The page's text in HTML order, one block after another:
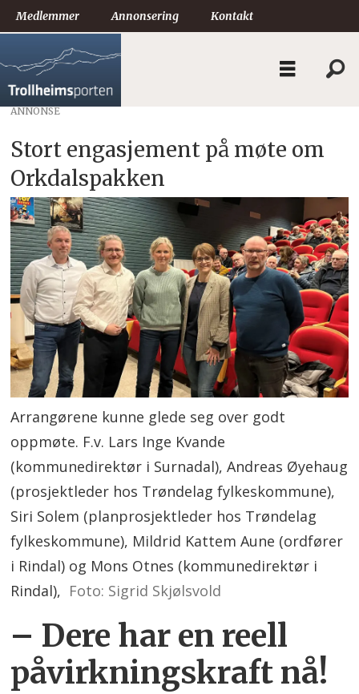
Medlemmer Annonsering Kontakt
ANNONSE
Stort engasjement på møte om
Orkdalspakken
Arrangørene kunne glede seg over godt
oppmøte. F.v. Lars Inge Kvande
(kommunedirektør i Surnadal), Andreas Øyehaug
(prosjektleder hos Trøndelag fylkeskommune),
Siri Solem (planprosjektleder hos Trøndelag
fylkeskommune), Mildrid Kattem Aune (ordfører
i Rindal) og Mons Otnes (kommunedirektør i
Rindal), Foto: Sigrid Skjølsvold
– Dere har en reell
påvirkningskraft nå!